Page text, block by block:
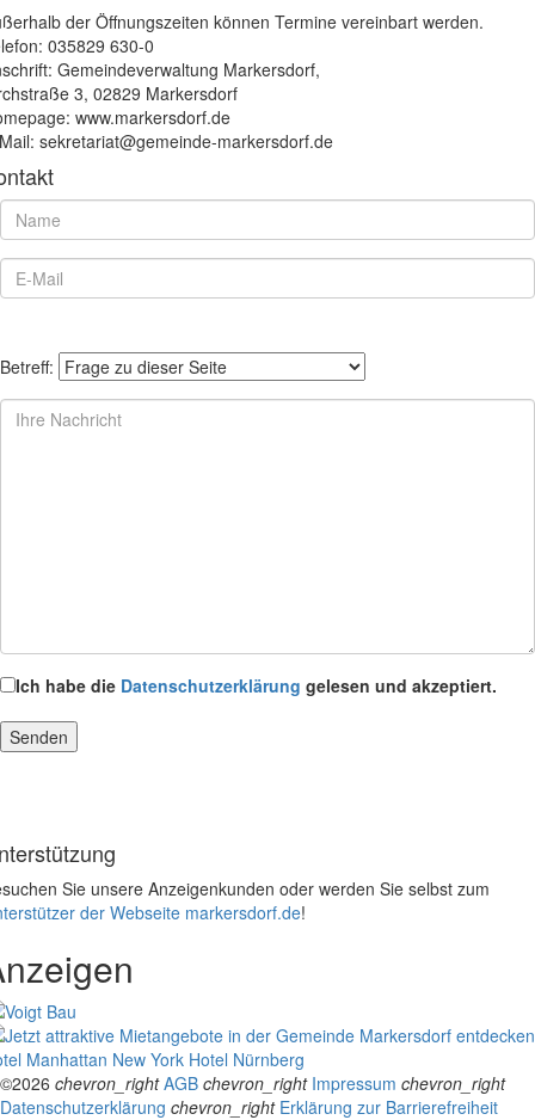
der Öffnungszeiten können Termine vereinbart werden.
035829 630-0
Gemeindeverwaltung Markersdorf,
3, 02829 Markersdorf
www.markersdorf.de
sekretariat@gemeinde-markersdorf.de
Betreff:
Ich habe die Datenschutzerklärung gelesen und akzeptiert.
Sie unsere Anzeigenkunden oder werden Sie selbst zum
der Webseite markersdorf.de!
Manhattan New York Hotel Nürnberg
©2026 chevron_right AGB chevron_right Impressum chevron_right
Datenschutzerklärung chevron_right Erklärung zur Barrierefreiheit